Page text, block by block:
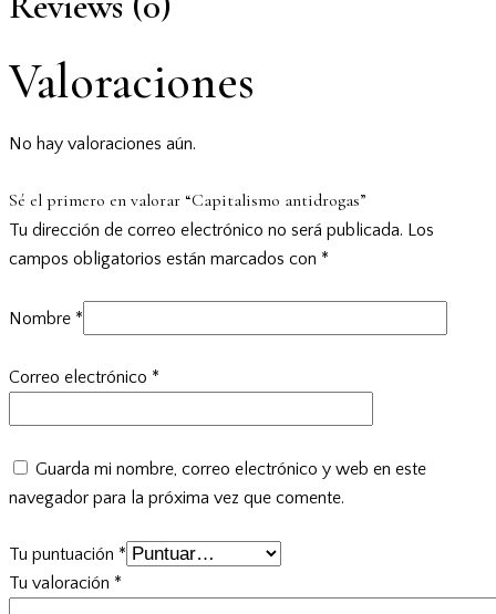
Valoraciones
No hay valoraciones aún.
Sé el primero en valorar “Capitalismo antidrogas”
Tu dirección de correo electrónico no será publicada. Los
campos obligatorios están marcados con *
Nombre *
Correo electrónico *
Guarda mi nombre, correo electrónico y web en este
navegador para la próxima vez que comente.
Tu puntuación *
Tu valoración *